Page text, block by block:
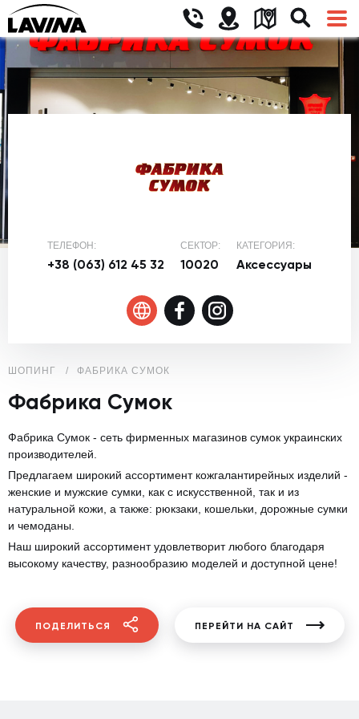
ТЕЛЕФОН:
+38 (063) 612 45 32
СЕКТОР:
10020
КАТЕГОРИЯ:
Аксессуары
ШОПИНГ ФАБРИКА СУМОК
Фабрика Сумок
Фабрика Сумок - сеть фирменных магазинов сумок украинских
производителей.
Предлагаем широкий ассортимeнт кожгалантирейных изделий -
женские и мужские сумки, как с искусственной, так и из
натуральной кожи, а также: рюкзаки, кошельки, дорожные сумки
и чемоданы.
Наш широкий ассортимeнт удовлетворит любого благодаря
высокому качеству, разнообразию модeлeй и доступной цене!
ПОДЕЛИТЬСЯ ПЕРЕЙТИ НА САЙТ